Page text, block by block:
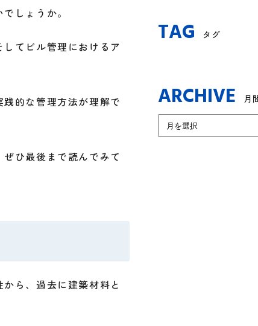
しょうか。
てビル管理におけるア
的な管理方法が理解で
ひ最後まで読んでみて
ら、過去に建築材料と
TAG タグ
ARCHIVE 月